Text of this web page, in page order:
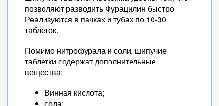
позволяют разводить Фурацилин быстро.
Реализуются в пачках и тубах по 10-30
таблеток.
Помимо нитрофурала и соли, шипучие
таблетки содержат дополнительные
вещества:
Винная кислота;
сода;